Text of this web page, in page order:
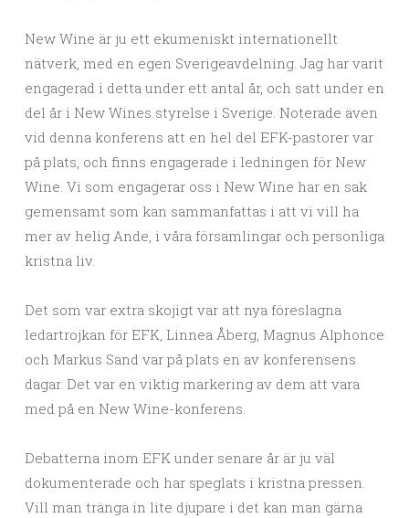
New Wine är ju ett ekumeniskt internationellt
nätverk, med en egen Sverigeavdelning. Jag har varit
engagerad i detta under ett antal år, och satt under en
del år i New Wines styrelse i Sverige. Noterade även
vid denna konferens att en hel del EFK-pastorer var
på plats, och finns engagerade i ledningen för New
Wine. Vi som engagerar oss i New Wine har en sak
gemensamt som kan sammanfattas i att vi vill ha
mer av helig Ande, i våra församlingar och personliga
kristna liv.
Det som var extra skojigt var att nya föreslagna
ledartrojkan för EFK, Linnea Åberg, Magnus Alphonce
och Markus Sand var på plats en av konferensens
dagar. Det var en viktig markering av dem att vara
med på en New Wine-konferens.
Debatterna inom EFK under senare år är ju väl
dokumenterade och har speglats i kristna pressen.
Vill man tränga in lite djupare i det kan man gärna